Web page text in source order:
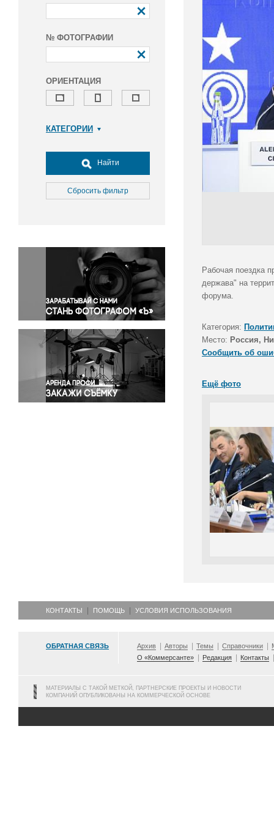
№ ФОТОГРАФИИ
ОРИЕНТАЦИЯ
КАТЕГОРИИ
Досуг, туризм и отдых
Культура
Медицина
Окружающая среда
Политика
Правосудие
Происшествия и конфликты
Религия
Светская жизнь
Спорт
Экология
Экономика и бизнес
Найти
Сбросить фильтр
Рабочая поездка
держава" на
форума.
Категория:
Место: Россия,
Сообщить об
Ещё фото
КОНТАКТЫ ПОМОЩЬ УСЛОВИЯ ИСПОЛЬЗОВАНИЯ
ОБРАТНАЯ СВЯЗЬ Архив Авторы Темы Справочники
О «Коммерсанте»
Редакция Контакты
МАТЕРИАЛЫ С ТАКОЙ МЕТКОЙ, ПАРТНЕРСКИЕ ПРОЕКТЫ И НОВОСТИ
КОМПАНИЙ ОПУБЛИКОВАНЫ НА КОММЕРЧЕСКОЙ ОСНОВЕ